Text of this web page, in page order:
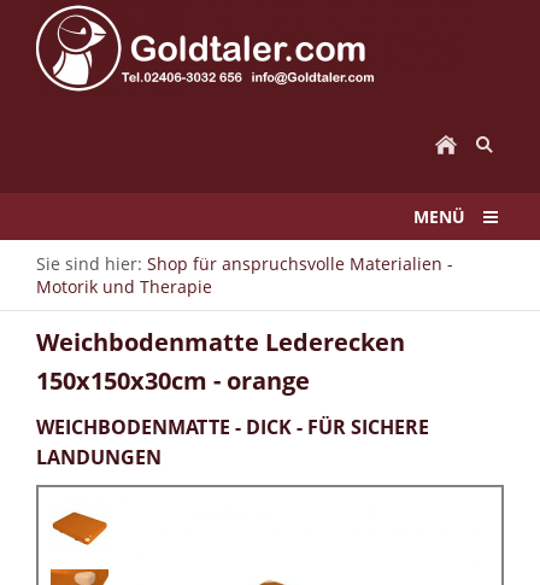
MENÜ
Sie sind hier: Shop für anspruchsvolle Materialien -
Motorik und Therapie
Weichbodenmatte Lederecken
150x150x30cm - orange
WEICHBODENMATTE - DICK - FÜR SICHERE
LANDUNGEN